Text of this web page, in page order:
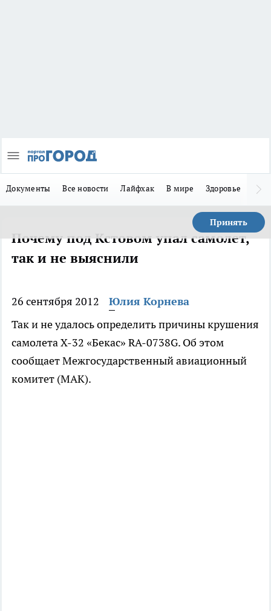
Документы Все новости Лайфхак В мире Здоровье
Принять
Почему под Кстовом упал самолет,
так и не выяснили
26 сентября 2012
Юлия Корнева
Так и не удалось определить причины крушения
самолета X-32 «Бекас» RA-0738G. Об этом
сообщает Межгосударственный авиационный
комитет (МАК).